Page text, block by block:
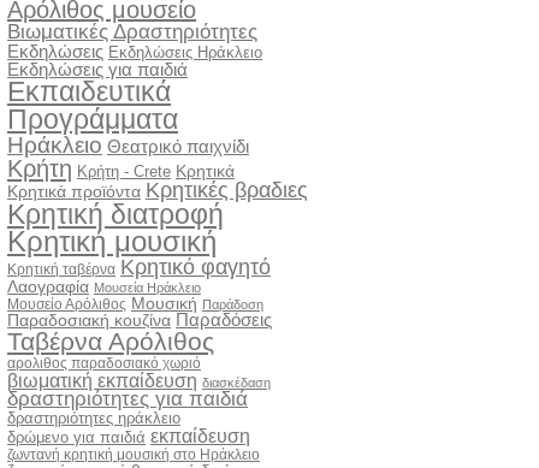
Αρόλιθος μουσείο
Βιωματικές Δραστηριότητες
Εκδηλώσεις Εκδηλώσεις Ηράκλειο
Εκδηλώσεις για παιδιά
Εκπαιδευτικά
Προγράμματα
Ηράκλειο Θεατρικό παιχνίδι
Κρήτη Κρήτη - Crete Κρητικά
Κρητικά προϊόντα Κρητικές βραδιες
Κρητική διατροφή
Κρητική μουσική
Κρητική ταβέρνα Κρητικό φαγητό
Λαογραφία Μουσεία Ηράκλειο
Μουσείο Αρόλιθος Μουσική Παράδοση
Παραδοσιακή κουζίνα Παραδόσεις
Ταβέρνα Αρόλιθος
αρολιθος παραδοσιακό χωριό
βιωματική εκπαίδευση διασκέδαση
δραστηριότητες για παιδιά
δραστηριότητες ηράκλειο
δρώμενο για παιδιά εκπαίδευση
ζωντανή κρητική μουσική στο Ηράκλειο